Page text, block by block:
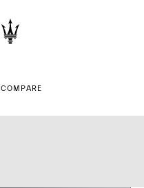
COMPARE